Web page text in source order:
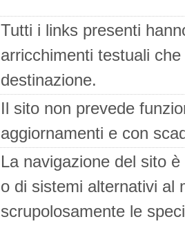
Tutti i links presenti
arricchimenti testuali
destinazione.
Il sito non prevede
aggiornamenti e con
La navigazione del sito
o di sistemi alternativi al
scrupolosamente le